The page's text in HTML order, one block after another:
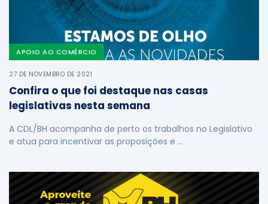
APOIO AO COMÉRCIO
27 DE NOVEMBRO DE 2021
Confira o que foi destaque nas casas
legislativas nesta semana
A CDL/BH acompanha de perto os trabalhos no Legislativo
e atua para incentivar as proposições e …